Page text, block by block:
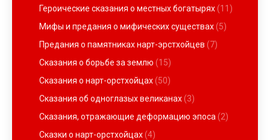
Героические сказания о местных богатырях(11)
Мифы и предания о мифических существах(5)
Предания о памятниках нарт-эрстхойцев (7)
Сказания о борьбе за землю (15)
Сказания о нарт-орстхойцах(50)
Сказания об одноглазых великанах(3)
Сказания, отражающие деформацию эпоса (2)
Сказки о нарт-орстхойцах(4)